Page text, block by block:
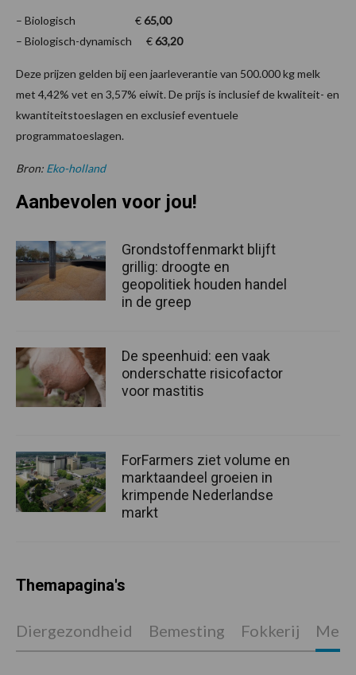
– Biologisch €65,00
– Biologisch-dynamisch €63,20
Deze prijzen gelden bij een jaarleverantie van 500.000 kg melk
met 4,42% vet en 3,57% eiwit. De prijs is inclusief de kwaliteit- en
kwantiteitstoeslagen en exclusief eventuele
programmatoeslagen.
Bron: Eko-holland
Aanbevolen voor jou!
Grondstoffenmarkt blijft
grillig: droogte en
geopolitiek houden handel
in de greep
De speenhuid: een vaak
onderschatte risicofactor
voor mastitis
ForFarmers ziet volume en
marktaandeel groeien in
krimpende Nederlandse
markt
Themapagina's
Diergezondheid Bemesting Fokkerij